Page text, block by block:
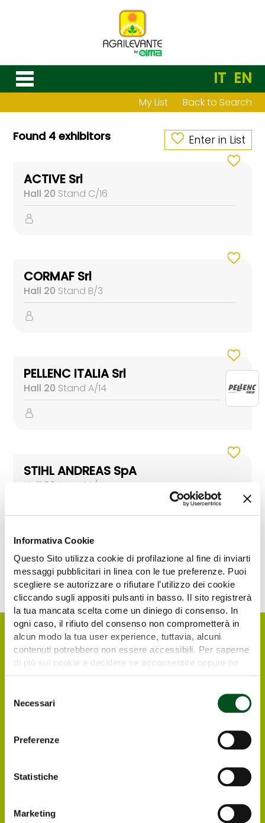
Informativa Cookie
Questo Sito utilizza cookie di profilazione al fine di inviarti
messaggi pubblicitari in linea con le tue preferenze. Puoi
scegliere se autorizzare o rifiutare l’utilizzo dei cookie
cliccando sugli appositi pulsanti in basso. Il sito registrerà
la tua mancata scelta come un diniego di consenso. In
ogni caso, il rifiuto del consenso non comprometterà in
alcun modo la tua user experience, tuttavia, alcuni
contenuti potrebbero non essere accessibili. Per saperne
di più sui cookie e decidere se acconsentire oppure no
delNecessari
Preferenze
Statistiche
Marketing
IT EN
My List Back to Search
Found 4 exhibitors Enter in List
ACTIVE Srl
Hall 20 Stand C/16
CORMAF Srl
Hall 20 Stand B/3
PELLENC ITALIA Srl
Hall 20 Stand A/14
STIHL ANDREAS SpA
Hall 20 Stand B/4
Request your free e-
ticket
interested in visiting Agrilevante by Eima 2025